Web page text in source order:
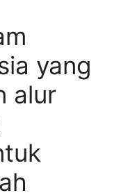
yang
alur